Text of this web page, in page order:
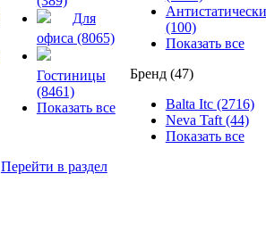
Для
офиса (8065)
Гостиницы
(8461)
Показать все
(100)
Показать все
Бренд (47)
Balta Itc (2716)
Neva Taft (44)
Показать все
Перейти в раздел